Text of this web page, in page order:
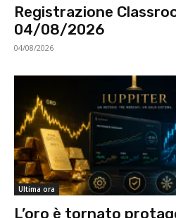
Registrazione
04/08/2026
04/08/2026
Ultima ora
L’oro è tornato